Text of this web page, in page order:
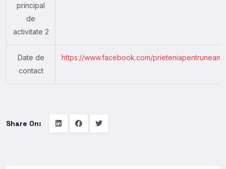
principal
de
activitate 2
Date de
contact
https://www.facebook.com/
Share On: